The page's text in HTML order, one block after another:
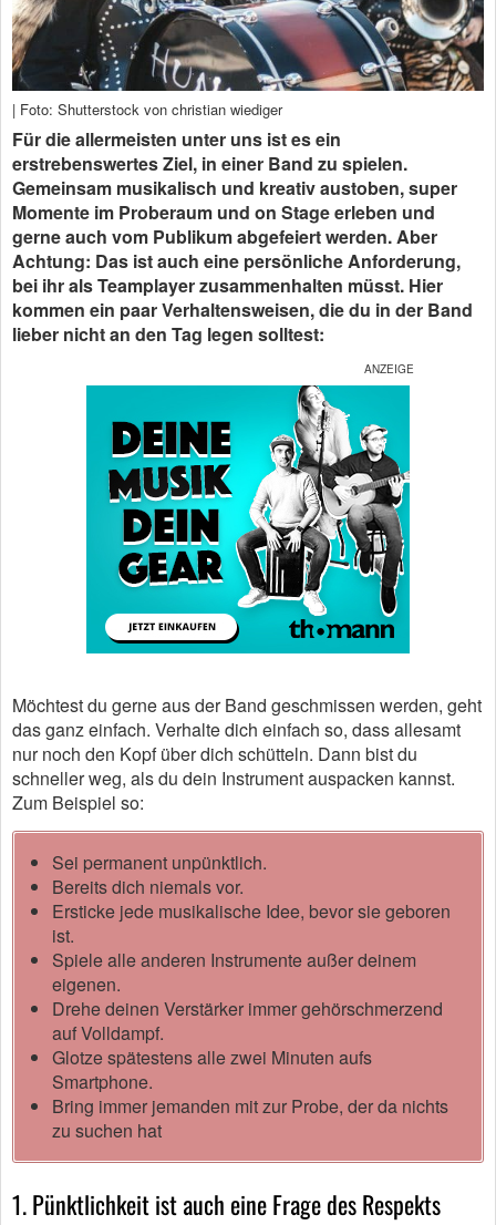
| Foto: Shutterstock von christian wiediger
Für die allermeisten unter uns ist es ein
erstrebenswertes Ziel, in einer Band zu spielen.
Gemeinsam musikalisch und kreativ austoben, super
Momente im Proberaum und on Stage erleben und
gerne auch vom Publikum abgefeiert werden. Aber
Achtung: Das ist auch eine persönliche Anforderung,
bei ihr als Teamplayer zusammenhalten müsst. Hier
kommen ein paar Verhaltensweisen, die du in der Band
lieber nicht an den Tag legen solltest:
Möchtest du gerne aus der Band geschmissen werden, geht
das ganz einfach. Verhalte dich einfach so, dass allesamt
nur noch den Kopf über dich schütteln. Dann bist du
schneller weg, als du dein Instrument auspacken kannst.
Zum Beispiel so:
Sei permanent unpünktlich.
Bereits dich niemals vor.
Ersticke jede musikalische Idee, bevor sie geboren
ist.
Spiele alle anderen Instrumente außer deinem
eigenen.
Drehe deinen Verstärker immer gehörschmerzend
auf Volldampf.
Glotze spätestens alle zwei Minuten aufs
Smartphone.
Bring immer jemanden mit zur Probe, der da nichts
zu suchen hat
1. Pünktlichkeit ist auch eine Frage des Respekts